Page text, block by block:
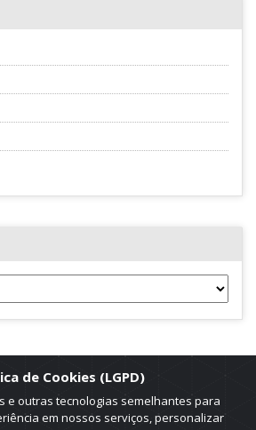
de Cookies (LGPD)
e outras tecnologias semelhantes para
em nossos serviços, personalizar